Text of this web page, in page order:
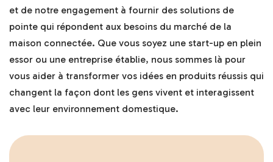
et de notre engagement à fournir des solutions de
pointe qui répondent aux besoins du marché de la
maison connectée. Que vous soyez une start-up en plein
essor ou une entreprise établie, nous sommes là pour
vous aider à transformer vos idées en produits réussis qui
changent la façon dont les gens vivent et interagissent
avec leur environnement domestique.